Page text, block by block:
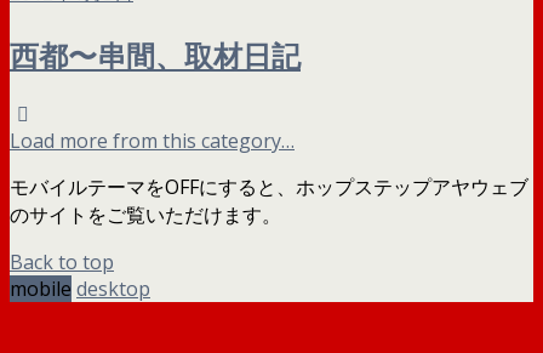
西都〜串間、取材日記
Load more from this category…
モバイルテーマをOFFにすると、ホップステップアヤウェブ
のサイトをご覧いただけます。
Back to top
mobile desktop